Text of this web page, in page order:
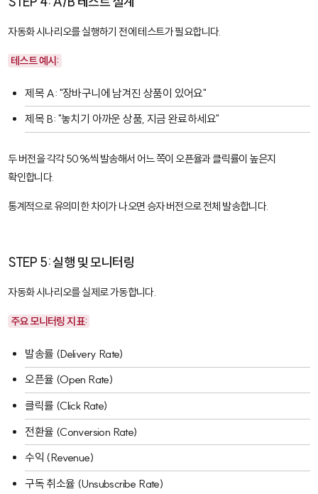
자동화 시나리오를 실행하기 전에 테스트가 필요합니다.
테스트 예시:
제목 A: "장바구니에 남겨진 상품이 있어요"
제목 B: "놓치기 아까운 상품, 지금 완료하세요"
두 버전을 각각 50%씩 발송해서 어느 쪽이 오픈율과 클릭률이 높은지
확인합니다.
통계적으로 유의미한 차이가 나오면 승자 버전으로 전체 발송합니다.
STEP 5: 실행 및 모니터링
자동화 시나리오를 실제로 가동합니다.
주요 모니터링 지표:
발송률 (Delivery Rate)
오픈율 (Open Rate)
클릭률 (Click Rate)
전환율 (Conversion Rate)
수익 (Revenue)
구독 취소율 (Unsubscribe Rate)